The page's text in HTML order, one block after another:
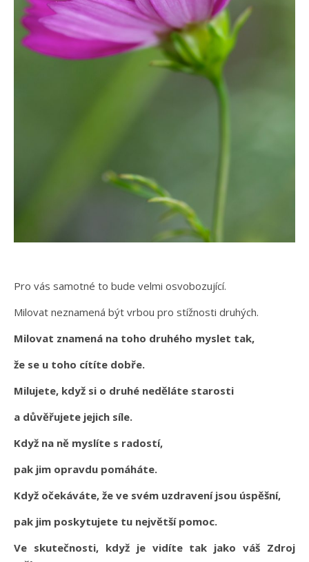
Pro vás samotné to bude velmi osvobozující.
Milovat neznamená být vrbou pro stížnosti druhých.
Milovat znamená na toho druhého myslet tak,
že se u toho cítíte dobře.
Milujete, když si o druhé neděláte starosti
a důvěřujete jejich síle.
Když na ně myslíte s radostí,
pak jim opravdu pomáháte.
Když očekáváte, že ve svém uzdravení jsou úspěšní,
pak jim poskytujete tu největší pomoc.
Ve skutečnosti, když je vidíte tak jako váš Zdroj